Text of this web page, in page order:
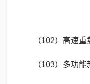
（102）高速
（103）多功